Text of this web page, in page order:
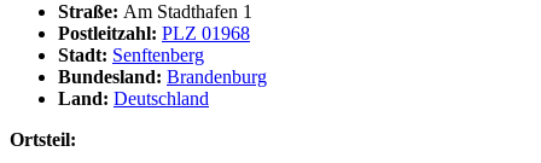
Straße: Am Stadthafen 1
Postleitzahl: PLZ 01968
Stadt: Senftenberg
Bundesland: Brandenburg
Land: Deutschland
Ortsteil: